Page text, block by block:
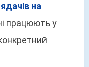
на
працюють у